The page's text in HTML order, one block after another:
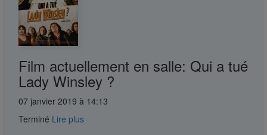
Film actuellement en salle: Qui a tué
Lady Winsley ?
07 janvier 2019 à 14:13
Terminé Lire plus